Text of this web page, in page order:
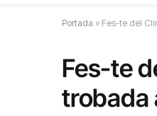
Portada » Fes-te del
Fes-te
trobada